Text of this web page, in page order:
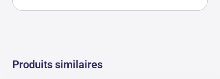
Produits similaires